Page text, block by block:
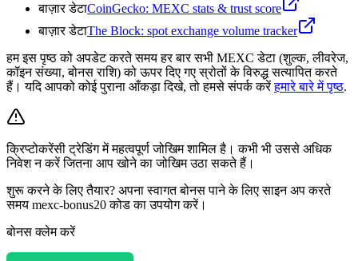
बाज़ार डेटाCoinGecko: MEXC stats & trust score
बाज़ार डेटाThe Block: spot exchange volume tracker
हम इस पृष्ठ को अपडेट करते समय हर बार सभी MEXC डेटा (शुल्क, लीवरेज,
कॉइन संख्या, बोनस राशि) को ऊपर दिए गए स्रोतों के विरुद्ध सत्यापित करते
हैं। यदि आपको कोई पुराना आँकड़ा दिखे, तो हमसे संपर्क करें हमारे बारे में पृष्ठ.
क्रिप्टोकरेंसी ट्रेडिंग में महत्वपूर्ण जोखिम शामिल है। कभी भी उससे अधिक
निवेश न करें जितना आप खोने का जोखिम उठा सकते हैं।
शुरू करने के लिए तैयार? अपना स्वागत बोनस पाने के लिए साइन अप करते
समय mexc-bonus20 कोड का उपयोग करें।
बोनस क्लेम करें